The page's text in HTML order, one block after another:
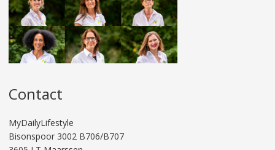
Contact
MyDailyLifestyle
Bisonspoor 3002 B706/B707